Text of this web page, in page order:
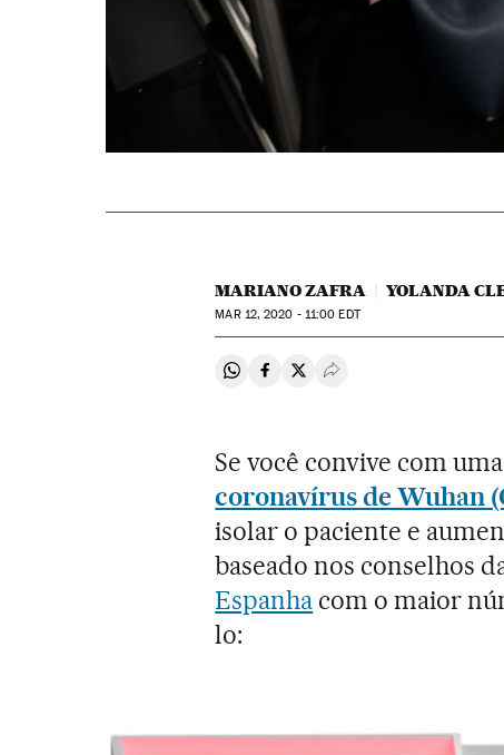
MARIANO ZAFRA YOLANDA
MAR12, 2020 - 11:00 EDT
Compartir en Whatsapp
Compartir en Facebook
Compartir en Twitter
Desplegar Redes
Se você convive com
coronavírus de Wuhan
isolar o paciente e
baseado nos conselhos
Espanha com o maior
lo: